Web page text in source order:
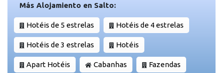
Más Alojamiento en Salto:
Hotéis de 5 estrelas Hotéis de 4 estrelas
Hotéis de 3 estrelas Hotéis
Apart Hotéis Cabanhas Fazendas